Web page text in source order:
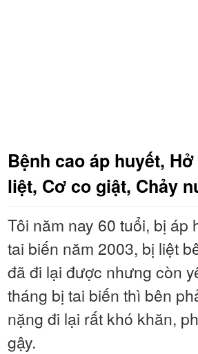
Bệnh cao áp huyết,
liệt, Cơ co giật, Chảy
Tôi năm nay 60 tuổi, bị áp
tai biến năm 2003, bị liệt
đã đi lại được nhưng còn
tháng bị tai biến thì bên
nặng đi lại rất khó khăn,
gậy.